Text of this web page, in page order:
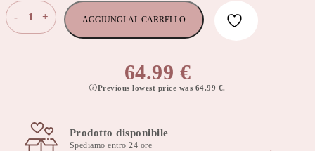
-
Riduttore
Lettino
+ AGGIUNGI AL CARRELLO
64.99 €
Previous lowest price was 64.99 €.
Prodotto disponibile
Spediamo entro 24 ore